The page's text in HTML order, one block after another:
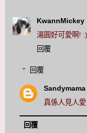
KwannMickey
湯圓好可愛啊! :)
回覆
回覆
Sandymama
真係人見人愛
回覆